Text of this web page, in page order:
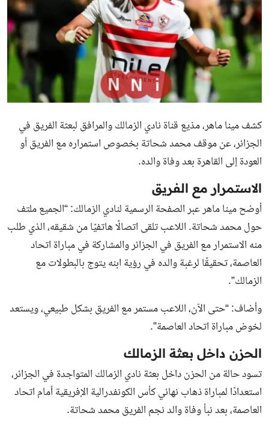
كشف مينا ماهر، مذيع قناة نادي الزمالك والمرافق لبعثة الفريق في
الجزائر، عن موقف محمد شحاتة بخصوص استمراره مع الفريق أو
العودة إلى القاهرة بعد وفاة والده.
الاستمرار مع الفريق
أوضح مينا ماهر عبر الصفحة الرسمية لنادي الزمالك: “الجميع ملتف
حول محمد شحاتة. اللاعب تلقى اتصالًا هاتفيًا من شقيقه، الذي طلب
منه الاستمرار مع الفريق في الجزائر والمشاركة في مباراة اتحاد
العاصمة، تحقيقًا لرغبة والده في رؤية ابنه يتوج بالبطولات مع
الزمالك”.
وأضاف: “حتى الآن، اللاعب مستمر مع الفريق بشكل طبيعي، ويستعد
لخوض مباراة اتحاد العاصمة”.
الحزن داخل بعثة الزمالك
تسود حالة من الحزن داخل بعثة نادي الزمالك المتواجدة في الجزائر،
استعدادًا لمباراة ذهاب نهائي كأس الكونفدرالية الإفريقية أمام اتحاد
العاصمة، بعد نبأ وفاة والد نجم الفريق محمد شحاتة.